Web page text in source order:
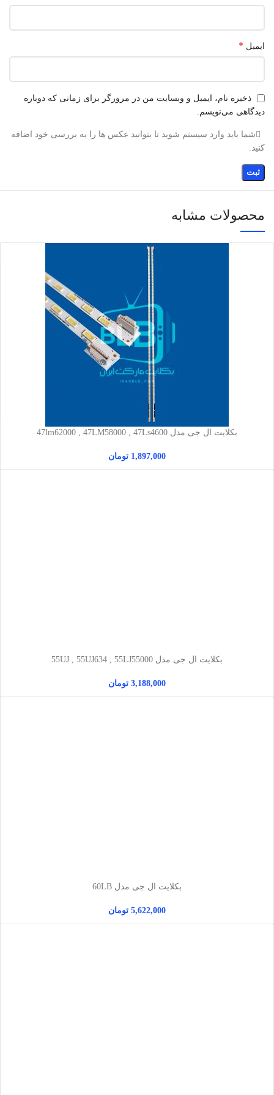
ایمیل *
ذخیره نام، ایمیل و وبسایت من در مرورگر برای زمانی که دوباره
دیدگاهی می‌نویسم.
شما باید وارد سیستم شوید تا بتوانید عکس ها را به بررسی خود اضافه
کنید.
محصولات مشابه
بکلایت ال جی مدل 47lm62000 , 47LM58000 , 47Ls4600
1,897,000 تومان
بکلایت ال جی مدل 55UJ , 55UJ634 , 55LJ55000
3,188,000 تومان
بکلایت ال جی مدل 60LB
5,622,000 تومان